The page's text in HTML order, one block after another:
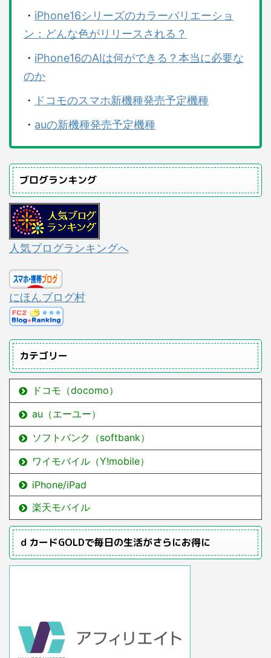
・ iPhone16シリーズのカラーバリエーショ
ン：どんな色がリリースされる？
・ iPhone16のAIは何ができる？本当に必要な
のか
・
ドコモのスマホ新機種発売予定機種
・ auの新機種発売予定機種
ブログランキング
人気ブログランキングへ
にほんブログ村
カテゴリー
ドコモ（docomo）
au（エーユー）
ソフトバンク（softbank）
ワイモバイル（Y!mobile）
iPhone/iPad
楽天モバイル
ｄカードGOLDで毎日の生活がさらにお得に